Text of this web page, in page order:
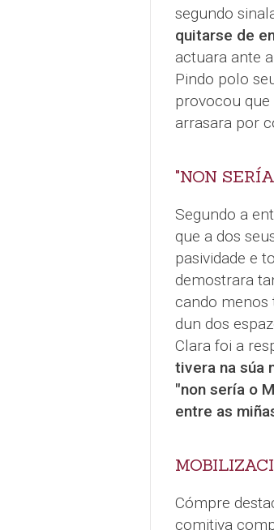
segundo
quitarse de
actuara ante
Pindo polo
provocou
arrasara por
"NON
Segundo a
que a dos
pasividade e
demostrara
cando menos
dun dos
Clara foi a
tivera na súa
"non sería o
entre as
Cómpre
comitiva